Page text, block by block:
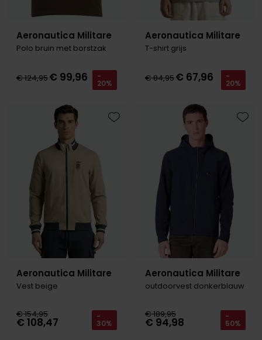
Aeronautica Militare
Polo bruin met borstzak
€ 124,95€ 99,96 -
20%
Aeronautica Militare
T-shirt grijs
€ 84,95€ 67,96 -
20%
Aeronautica Militare
Vest beige
€ 154,95
€ 108,47 -
30%
Toevoegen aan favorieten
Aeronautica Militare
outdoorvest donkerblauw
€ 189,95
€ 94,98 -
50%